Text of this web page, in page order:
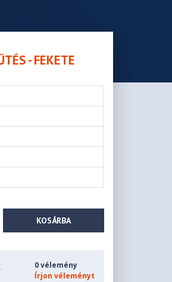
- FEKETE
KOSÁRBA
0 vélemény
Írjon véleményt